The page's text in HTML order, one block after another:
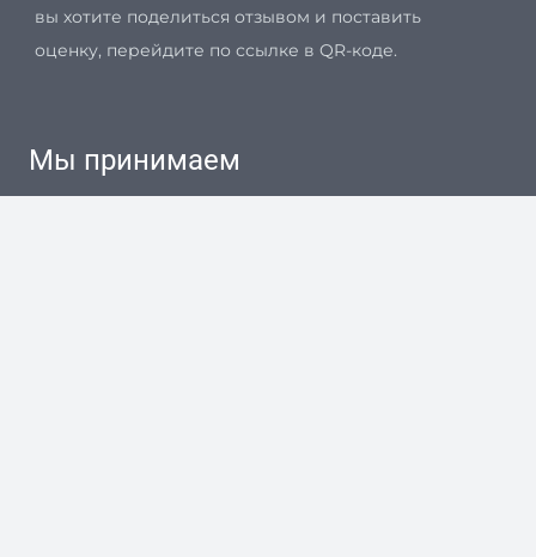
вы хотите поделиться отзывом и поставить
оценку, перейдите по ссылке в QR-коде.
Мы принимаем